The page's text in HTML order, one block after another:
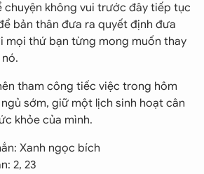
chuyện không vui trước đây tiếp tục
bản thân đưa ra quyết định đưa
mọi thứ bạn từng mong muốn thay
tham công tiếc việc trong hôm
sớm, giữ một lịch sinh hoạt cân
khỏe của mình.
Xanh ngọc bích
2, 23